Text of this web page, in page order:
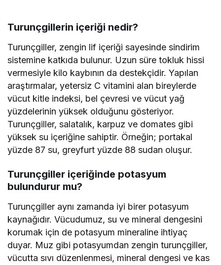
Turunçgillerin içeriği nedir?
Turunçgiller, zengin lif içeriği sayesinde sindirim
sistemine katkıda bulunur. Uzun süre tokluk hissi
vermesiyle kilo kaybının da destekçidir. Yapılan
araştırmalar, yetersiz C vitamini alan bireylerde
vücut kitle indeksi, bel çevresi ve vücut yağ
yüzdelerinin yüksek olduğunu gösteriyor.
Turunçgiller, salatalık, karpuz ve domates gibi
yüksek su içeriğine sahiptir. Örneğin; portakal
yüzde 87 su, greyfurt yüzde 88 sudan oluşur.
Turunçgiller içeriğinde potasyum
bulundurur mu?
Turunçgiller aynı zamanda iyi birer potasyum
kaynağıdır. Vücudumuz, su ve mineral dengesini
korumak için de potasyum mineraline ihtiyaç
duyar. Muz gibi potasyumdan zengin turunçgiller,
vücutta sıvı düzenlenmesi, mineral dengesi ve kas